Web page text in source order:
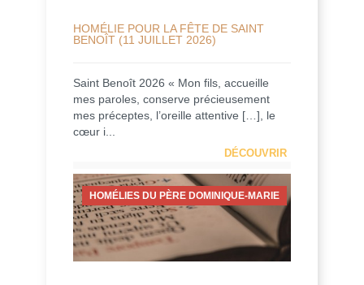
HOMÉLIE POUR LA FÊTE DE SAINT
BENOÎT (11 JUILLET 2026)
Saint Benoît 2026 « Mon fils, accueille
mes paroles, conserve précieusement
mes préceptes, l’oreille attentive […], le
cœur i...
DÉCOUVRIR
HOMÉLIES DU PÈRE DOMINIQUE-MARIE